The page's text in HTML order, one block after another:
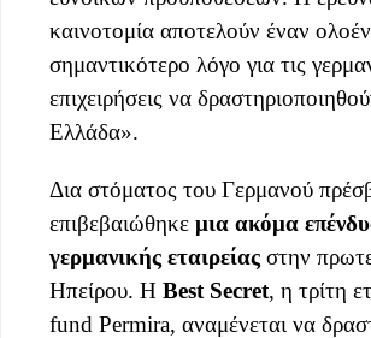
καινοτομία αποτελούν έναν
σημαντικότερο λόγο για τις
επιχειρήσεις να
Ελλάδα».
Δια στόματος του Γερμανού
επιβεβαιώθηκε μια ακόμα
γερμανικής εταιρείας στην
Ηπείρου. Η Best Secret, η τρίτη
fund Permira, αναμένεται να